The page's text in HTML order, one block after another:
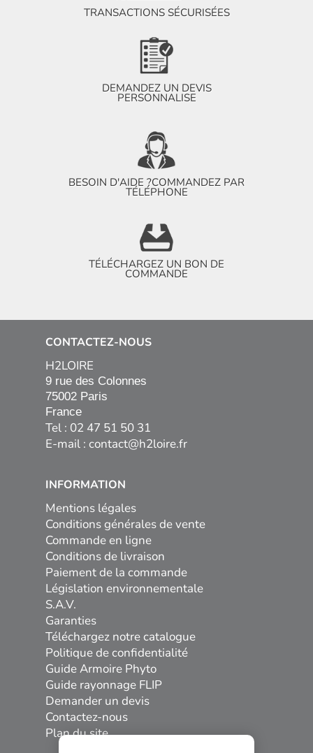
TRANSACTIONS SÉCURISÉES
DEMANDEZ UN DEVIS
PERSONNALISE
BESOIN D'AIDE ?COMMANDEZ PAR
TÉLÉPHONE
TÉLÉCHARGEZ UN BON DE
COMMANDE
CONTACTEZ-NOUS
H2LOIRE
9 rue des Colonnes
75002 Paris
France
Tel : 02 47 51 50 31
E-mail : contact@h2loire.fr
INFORMATION
Mentions légales
Conditions générales de vente
Commande en ligne
Conditions de livraison
Paiement de la commande
Législation environnementale
S.A.V.
Garanties
Téléchargez notre catalogue
Politique de confidentialité
Guide Armoire Phyto
Guide rayonnage FLIP
Demander un devis
Contactez-nous
Plan du site